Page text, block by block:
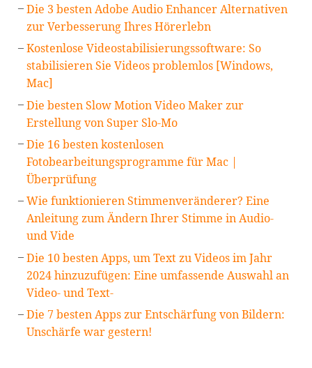
Die 3 besten Adobe Audio Enhancer Alternativen
zur Verbesserung Ihres Hörerlebn
Kostenlose Videostabilisierungssoftware: So
stabilisieren Sie Videos problemlos [Windows,
Mac]
Die besten Slow Motion Video Maker zur
Erstellung von Super Slo-Mo
Die 16 besten kostenlosen
Fotobearbeitungsprogramme für Mac |
Überprüfung
Wie funktionieren Stimmenveränderer? Eine
Anleitung zum Ändern Ihrer Stimme in Audio-
und Vide
Die 10 besten Apps, um Text zu Videos im Jahr
2024 hinzuzufügen: Eine umfassende Auswahl an
Video- und Text-
Die 7 besten Apps zur Entschärfung von Bildern:
Unschärfe war gestern!